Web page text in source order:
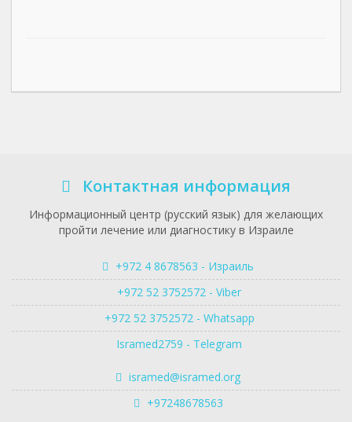
Контактная информация
Информационный центр (русский язык) для желающих
пройти лечение или диагностику в Израиле
+972 4 8678563 - Израиль
+972 52 3752572 - Viber
+972 52 3752572 - Whatsapp
Isramed2759 - Telegram
isramed@isramed.org
+97248678563